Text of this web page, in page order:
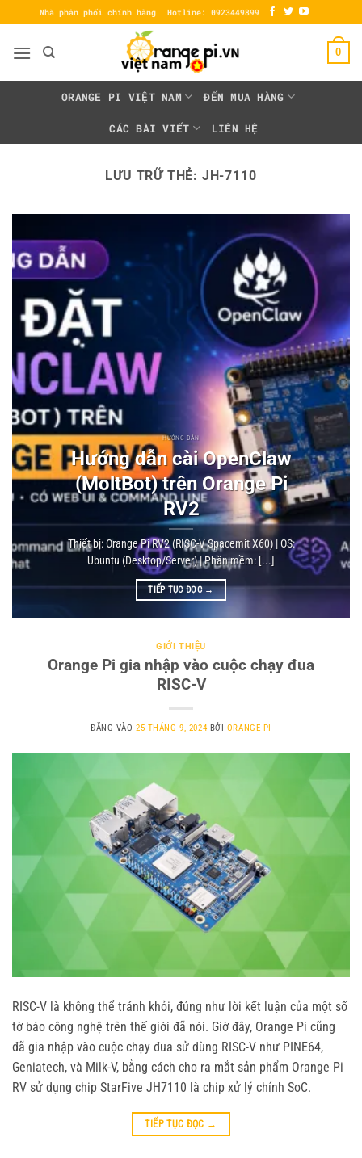
qua
nội
Nhà phân phối chính hãng Hotline: 0923449899
0
ORANGE PI VIỆT NAM ĐẾN MUA HÀNG
CÁC BÀI VIẾT LIÊN HỆ
LƯU TRỮ THẺ: JH-7110
HƯỚNG DẪN
Hướng dẫn cài OpenClaw
(MoltBot) trên Orange Pi
RV2
Thiết bị: Orange Pi RV2 (RISC-V Spacemit X60) | OS:
Ubuntu (Desktop/Server) | Phần mềm: [...]
TIẾP TỤC ĐỌC→
GIỚI THIỆU
Orange Pi gia nhập vào cuộc chạy đua
RISC-V
ĐĂNG VÀO25 THÁNG 9, 2024 BỞI ORANGE PI
RISC-V là không thể tránh khỏi, đúng như lời kết luận của một số
tờ báo công nghệ trên thế giới đã nói. Giờ đây, Orange Pi cũng
đã gia nhập vào cuộc chạy đua sử dùng RISC-V như PINE64,
Geniatech, và Milk-V, bằng cách cho ra mắt sản phẩm Orange Pi
RV sử dụng chip StarFive JH7110 là chip xử lý chính SoC.
TIẾP TỤC ĐỌC →